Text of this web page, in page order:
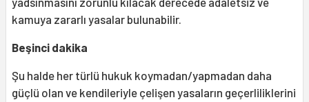
kamuya zararlı yasalar bulunabilir.
Beşinci dakika
Şu halde her türlü hukuk koymadan/yapmadan daha
güçlü olan ve kendileriyle çelişen yasaların geçerliliklerini